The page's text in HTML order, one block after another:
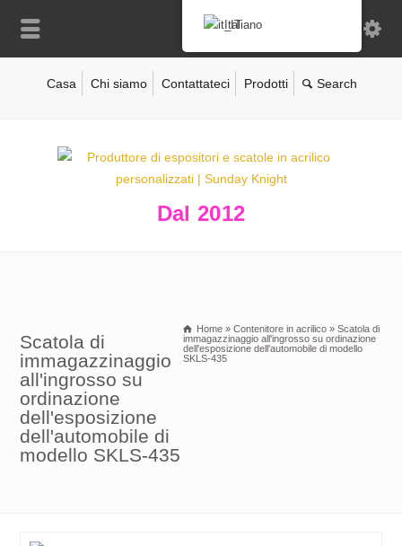
Casa Chi siamo Contattateci Prodotti
Dal 2012
Scatola di
immagazzinaggio
all'ingrosso su
ordinazione
dell'esposizione
dell'automobile di
modello SKLS-435
Home » Contenitore in acrilico » Scatola di
immagazzinaggio all'ingrosso su ordinazione
dell'esposizione dell'automobile di modello
SKLS-435
Italiano